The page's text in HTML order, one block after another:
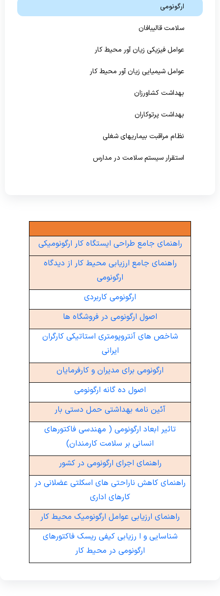
پیشگیری و مبارزه با بیماریهای غیرواگیر
سلامت روانی،اجتماعی و اعتیاد
ارگونومی
سلامت قالیبافان
عوامل فیزیکی زیان آور محیط کار
عوامل شیمیایی زیان آور محیط کار
بهداشت کشاورزان
بهداشت پرتوکاران
نظام مراقبت بیماریهای شغلی
استقرار سیستم سلامت در مدارس
بهداشت معدنکاران
عوامل اجرایی پسماندها
کهاب
شرکت های ارائه دهنده خدمات بهداشت حرفه ای
لیست پزشکان دارای مجوز سلامت شغلی
تفاهم نامه ها
راهنمای جامع طراحی ایستگاه کار ارگونومیکی
راهنمای جامع ارزیابی محیط کار از دیدگاه
ارگونومی
ارگونومی کاربردی
اصول ارگونومی در فروشگاه ها
شاخص های آنتروپومتری استاتیکی کارگران
ایرانی
ارگونومی برای مدیران و کارفرمایان
اصول ده گانه ارگونومی
آئین نامه بهداشتی حمل دستی بار
تاثیر ابعاد ارگونومی ( مهندسی فاکتورهای
انسانی بر سلامت کارمندان)
راهنمای اجرای ارگونومی در کشور
راهنمای کاهش ناراحتی های اسکلتی عضلانی در
کارهای اداری
راهنمای ارزیابی عوامل ارگونومیک محیط کار
شناسایی و ا رزیابی کیفی ریسک فاکتورهای
ارگونومی در محیط کار